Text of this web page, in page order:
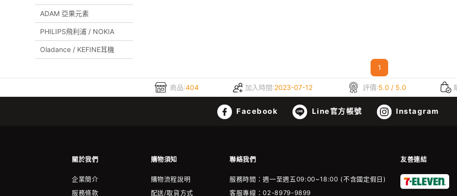
ADAM 亞果元素
PHILIPS飛利浦 / NOKIA
Oladance / KEFINE耳機
1
商品:404 加入時間:2023-07-12 評價:5.0 / 5.0
Facebook Line官方帳號 Instagram
關於我們 購物須知 聯絡我們 友善連結
企業簡介
服務條款
購物流程說明
配送/取貨方式
服務時間：週一至週五09:00~18:00 (不含國定假日)
客服專線：02-8979-9899